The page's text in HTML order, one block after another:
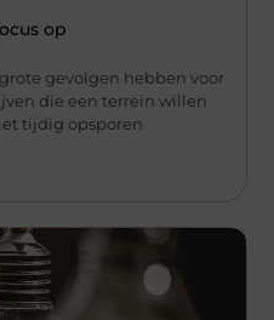
op
gevolgen hebben voor
die een terrein willen
tijdig opsporen